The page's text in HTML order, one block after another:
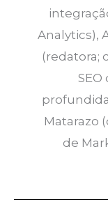
Analytics),
(redatora;
Matarazo
de